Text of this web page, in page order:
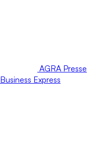
AGRA Presse
Business Express